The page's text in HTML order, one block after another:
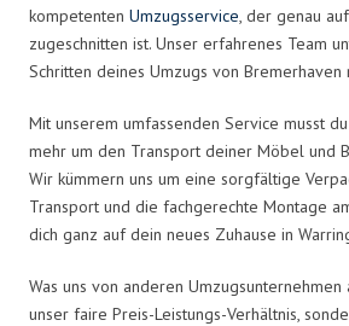
kompetenten Umzugsservice, der genau
zugeschnitten ist. Unser erfahrenes Team
Schritten deines Umzugs von Bremerhaven
Mit unserem umfassenden Service musst
mehr um den Transport deiner Möbel und
Wir kümmern uns um eine sorgfältige
Transport und die fachgerechte Montage
dich ganz auf dein neues Zuhause in
Was uns von anderen Umzugsunternehmen
unser faire Preis-Leistungs-Verhältnis,